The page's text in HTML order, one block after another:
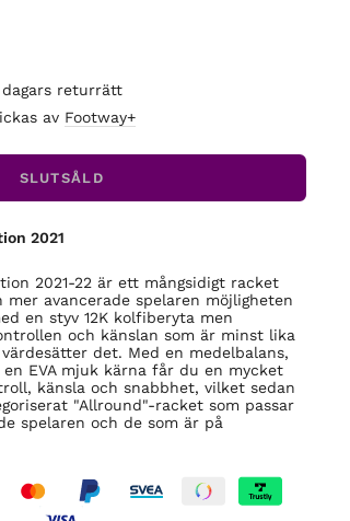
returrätt
av Footway+
SLUTSÅLD
2021
2021-22 är ett mångsidigt racket
avancerade spelaren möjligheten
en styv 12K kolfiberyta men
och känslan som är minst lika
det. Med en medelbalans,
EVA mjuk kärna får du en mycket
känsla och snabbhet, vilket sedan
"Allround"-racket som passar
spelaren och de som är på